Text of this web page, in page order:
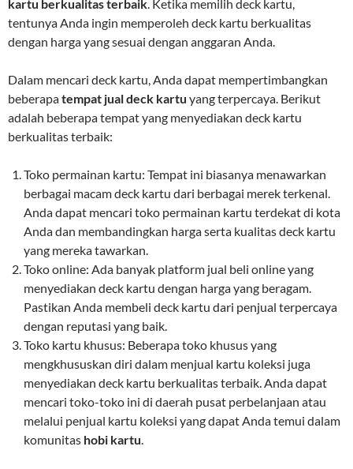
kartu berkualitas terbaik. Ketika memilih deck kartu,
tentunya Anda ingin memperoleh deck kartu berkualitas
dengan harga yang sesuai dengan anggaran Anda.
Dalam mencari deck kartu, Anda dapat mempertimbangkan
beberapatempat jual deck kartu yang terpercaya. Berikut
adalah beberapa tempat yang menyediakan deck kartu
berkualitas terbaik:
Toko permainan kartu: Tempat ini biasanya menawarkan
berbagai macam deck kartu dari berbagai merek terkenal.
Anda dapat mencari toko permainan kartu terdekat di kota
Anda dan membandingkan harga serta kualitas deck kartu
yang mereka tawarkan.
Toko online: Ada banyak platform jual beli online yang
menyediakan deck kartu dengan harga yang beragam.
Pastikan Anda membeli deck kartu dari penjual terpercaya
dengan reputasi yang baik.
Toko kartu khusus: Beberapa toko khusus yang
mengkhususkan diri dalam menjual kartu koleksi juga
menyediakan deck kartu berkualitas terbaik. Anda dapat
mencari toko-toko ini di daerah pusat perbelanjaan atau
melalui penjual kartu koleksi yang dapat Anda temui dalam
komunitas hobi kartu.